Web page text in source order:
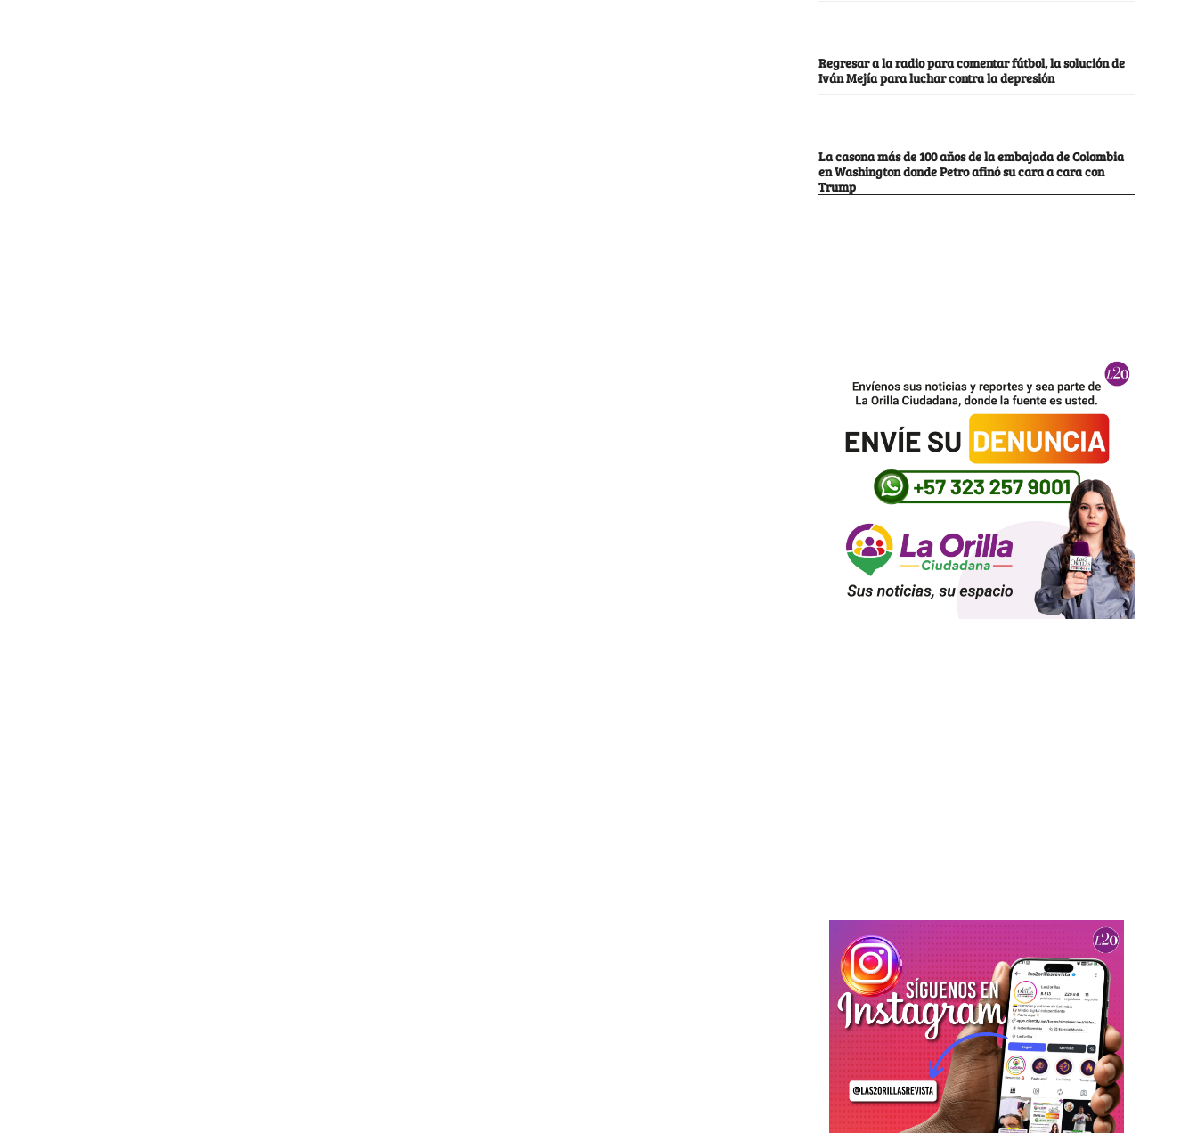
Regresar a la radio para comentar fútbol, la solución de
Iván Mejía para luchar contra la depresión
La casona más de 100 años de la embajada de Colombia
en Washington donde Petro afinó su cara a cara con
Trump